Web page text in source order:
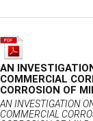
AN
COMMERCIAL
CORROSION OF
AN INVESTIGATION
COMMERCIAL